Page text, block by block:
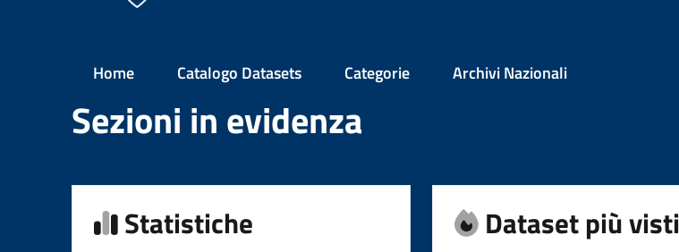
Main
Menu
Home Catalogo Datasets Categorie Archivi Nazionali
Sezioni in evidenza
Statistiche Dataset più visti